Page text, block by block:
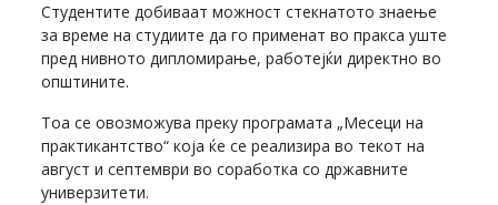
Студентите добиваат можност стекнатото знаење
за време на студиите да го применат во пракса уште
пред нивното дипломирање, работејќи директно во
општините.
Тоа се овозможува преку програмата „Месеци на
практикантство“ која ќе се реализира во текот на
август и септември во соработка со државните
универзитети.